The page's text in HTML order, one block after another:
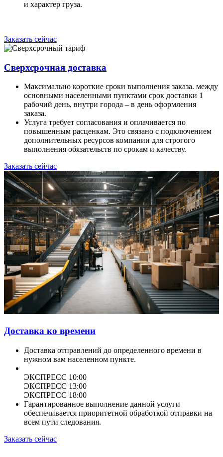
и характер груза.
Заказать сейчас
Сверхсрочная доставка
Максимально короткие сроки выполнения заказа. между
основными населенными пунктами срок доставки 1
рабочий день, внутри города – в день оформления
заказа.
Услуга требует согласования и оплачивается по
повышенным расценкам. Это связано с подключением
дополнительных ресурсов компании для строгого
выполнения обязательств по срокам и качеству.
Заказать сейчас
Доставка ко времени
Доставка отправлений до определенного времени в
нужном вам населенном пункте.
ЭКСПРЕСС 10:00
ЭКСПРЕСС 13:00
ЭКСПРЕСС 18:00
Гарантированное выполнение данной услуги
обеспечивается приоритетной обработкой отправки на
всем пути следования.
Заказать сейчас